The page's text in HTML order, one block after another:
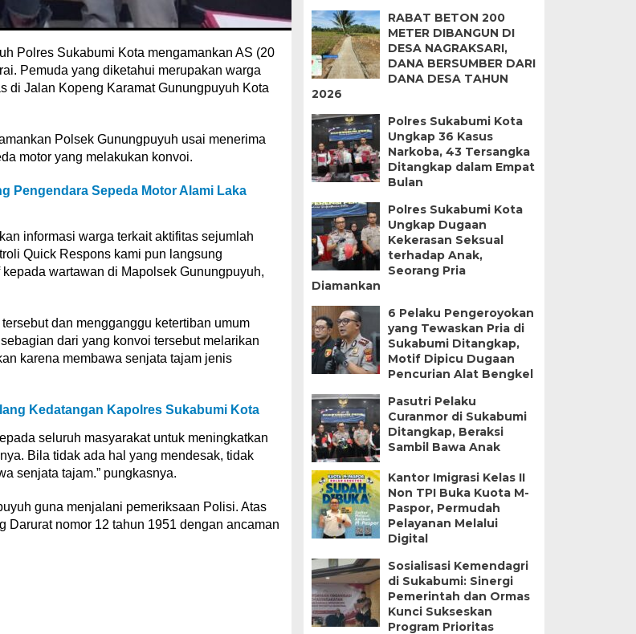
Polres Sukabumi Kota mengamankan AS (20
Pemuda yang diketahui merupakan warga
di Jalan Kopeng Karamat Gunungpuyuh Kota
Polsek Gunungpuyuh usai menerima
motor yang melakukan konvoi.
Pengendara Sepeda Motor Alami Laka
informasi warga terkait aktifitas sejumlah
Quick Respons kami pun langsung
wartawan di Mapolsek Gunungpuyuh,
dan mengganggu ketertiban umum
dari yang konvoi tersebut melarikan
karena membawa senjata tajam jenis
Kedatangan Kapolres Sukabumi Kota
seluruh masyarakat untuk meningkatkan
Bila tidak ada hal yang mendesak, tidak
senjata tajam.” pungkasnya.
guna menjalani pemeriksaan Polisi. Atas
Darurat nomor 12 tahun 1951 dengan ancaman
RABAT BETON 200
METER DIBANGUN DI
DESA NAGRAKSARI,
DANA BERSUMBER DARI
DANA DESA TAHUN
2026
Polres Sukabumi Kota
Ungkap 36 Kasus
Narkoba, 43 Tersangka
Ditangkap dalam Empat
Bulan
Polres Sukabumi Kota
Ungkap Dugaan
Kekerasan Seksual
terhadap Anak,
Seorang Pria
Diamankan
6 Pelaku Pengeroyokan
yang Tewaskan Pria di
Sukabumi Ditangkap,
Motif Dipicu Dugaan
Pencurian Alat Bengkel
Pasutri Pelaku
Curanmor di Sukabumi
Ditangkap, Beraksi
Sambil Bawa Anak
Kantor Imigrasi Kelas II
Non TPI Buka Kuota M-
Paspor, Permudah
Pelayanan Melalui
Digital
Sosialisasi Kemendagri
di Sukabumi: Sinergi
Pemerintah dan Ormas
Kunci Sukseskan
Program Prioritas